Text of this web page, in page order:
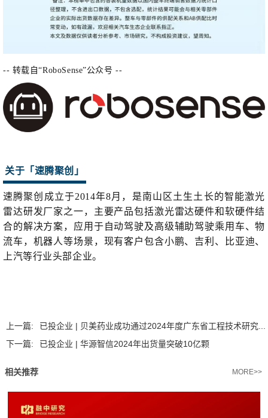
-- 转载自“RoboSense”公众号 --
关于「 速腾聚创」
速腾聚创成立于2014年8月，是南山区土生土长的智能激光
雷达研发厂家之一，主要产品包括激光雷达硬件和软硬件结
合的解决方案，应用于自动驾驶及高级辅助驾驶乘用车、物
流车，机器人等场景，现有客户包含小鹏、吉利、比亚迪、
上汽等行业头部企业。
上一篇:
已投企业 | 贝美药业成功通过2024年度广东省工程技术研究...
下一篇:
已投企业 | 华源智信2024年出货量突破10亿颗
相关推荐 MORE>>